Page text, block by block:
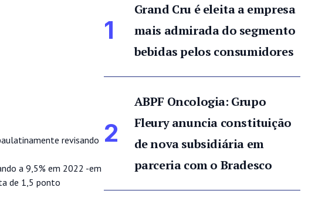
revisando
a 9,5% em 2022 -em
de 1,5 ponto
1
Grand Cru é eleita a empresa
mais admirada do segmento
bebidas pelos consumidores
2
ABPF Oncologia: Grupo
Fleury anuncia constituição
de nova subsidiária em
parceria com o Bradesco